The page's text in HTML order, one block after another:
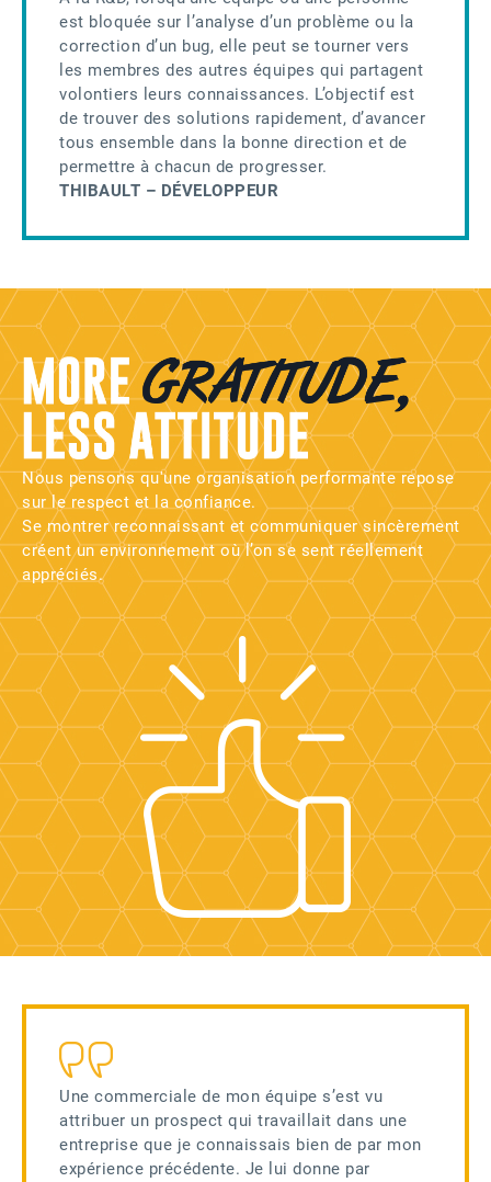
est bloquée sur l’analyse d’un problème ou la
correction d’un bug, elle peut se tourner vers
les membres des autres équipes qui partagent
volontiers leurs connaissances. L’objectif est
de trouver des solutions rapidement, d’avancer
tous ensemble dans la bonne direction et de
permettre à chacun de progresser.
THIBAULT – DÉVELOPPEUR
Nous pensons qu'une organisation performante repose
sur le respect et la confiance.
Se montrer reconnaissant et communiquer sincèrement
créent un environnement où l’on se sent réellement
appréciés.
Une commerciale de mon équipe s’est vu
attribuer un prospect qui travaillait dans une
entreprise que je connaissais bien de par mon
expérience précédente. Je lui donne par